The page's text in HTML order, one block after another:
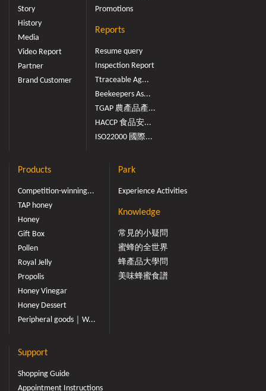
Story
History
Media
Video Report
Partner
Brand Customer
Promotions
Reports
Resume query
Inspection Report
Ttraceable Ag...
Beekeepers As...
TGAP 農產品產...
HACCP 食品安...
ISO22000 國際...
Products
Competition-winning...
TAP honey
Honey
Gift Box
Pollen
Royal Jelly
Propolis
Honey Vinegar
Honey Dessert
Peripheral goods｜W...
Park
Experience Activities
Knowledge
常見的小疑問
蜜蜂的全世界
蜂產品大學問
美味蜂蜜食譜
Support
Shopping Guide
Appointment Instructions